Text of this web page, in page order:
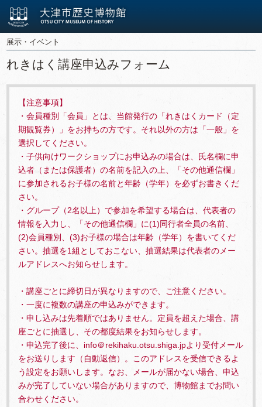
展示・イベント
れきはく講座申込みフォーム
【注意事項】
・会員種別「会員」とは、当館発行の「れきはくカード（定
期観覧券）」をお持ちの方です。それ以外の方は「一般」を
選択してください。
・子供向けワークショップにお申込みの場合は、氏名欄に申
込者（または保護者）の名前を記入の上、「その他通信欄」
に参加されるお子様の名前と年齢（学年）を必ずお書きくだ
さい。
・グループ（2名以上）で参加を希望する場合は、代表者の
情報を入力し、「その他通信欄」に(1)同行者全員の名前、
(2)会員種別、(3)お子様の場合は年齢（学年）を書いてくだ
さい。抽選を1組としておこない、抽選結果は代表者のメー
ルアドレスへお知らせします。
・講座ごとに締切日が異なりますので、ご注意ください。
・一度に複数の講座の申込みができます。
・申し込みは先着順ではありません。定員を超えた場合、講
座ごとに抽選し、その都度結果をお知らせします。
・申込完了後に、info＠rekihaku.otsu.shiga.jpより受付メール
をお送りします（自動返信）。このアドレスを受信できるよ
う設定をお願いします。なお、メールが届かない場合、申込
みが完了していない場合がありますので、博物館までお問い
合わせください。